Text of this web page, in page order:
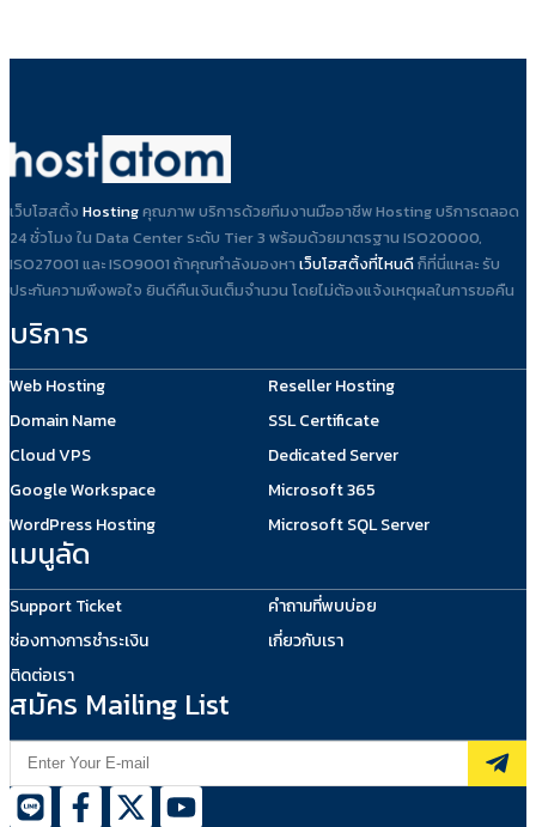
เว็บโฮสติ้ง Hostingคุณภาพ บริการด้วยทีมงานมืออาชีพ Hosting บริการตลอด
24 ชั่วโมง ใน Data Center ระดับ Tier 3 พร้อมด้วยมาตรฐาน ISO20000,
ISO27001 และ ISO9001 ถ้าคุณกำลังมองหา เว็บโฮสติ้งที่ไหนดีก็ที่นี่แหละ รับ
ประกันความพึงพอใจ ยินดีคืนเงินเต็มจำนวน โดยไม่ต้องแจ้งเหตุผลในการขอคืน
บริการ
Web Hosting
Domain Name
Cloud VPS
Google Workspace
WordPress Hosting
Reseller Hosting
SSL Certificate
Dedicated Server
Microsoft 365
Microsoft SQL Server
เมนูลัด
Support Ticket
ช่องทางการชำระเงิน
ติดต่อเรา
คำถามที่พบบ่อย
เกี่ยวกับเรา
สมัคร Mailing List